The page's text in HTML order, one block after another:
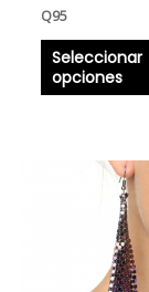
Q95
Seleccionar
opciones